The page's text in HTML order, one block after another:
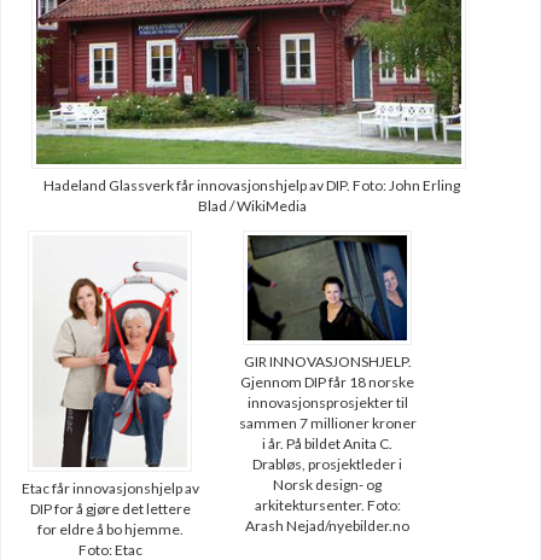
Hadeland Glassverk får innovasjonshjelp av DIP. Foto: John Erling
Blad / WikiMedia
Etac får innovasjonshjelp av
DIP for å gjøre det lettere
for eldre å bo hjemme.
Foto: Etac
GIR INNOVASJONSHJELP.
Gjennom DIP får 18 norske
innovasjonsprosjekter til
sammen 7 millioner kroner
i år. På bildet Anita C.
Drabløs, prosjektleder i
Norsk design- og
arkitektursenter. Foto:
Arash Nejad/nyebilder.no